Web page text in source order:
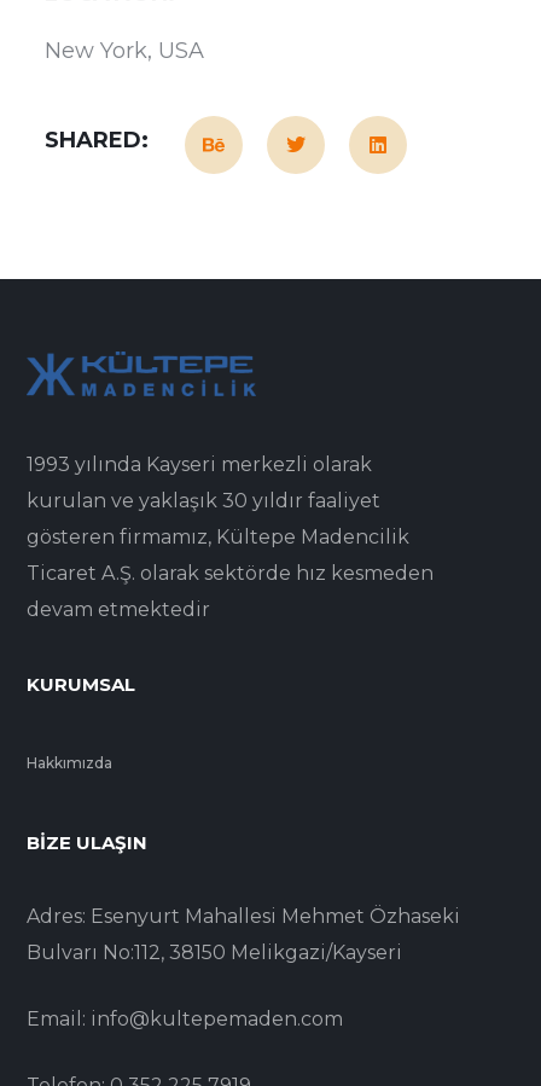
New York, USA
SHARED:
1993 yılında Kayseri merkezli olarak
kurulan ve yaklaşık 30 yıldır faaliyet
gösteren firmamız, Kültepe Madencilik
Ticaret A.Ş. olarak sektörde hız kesmeden
devam etmektedir
KURUMSAL
Hakkımızda
BIZE ULAŞIN
Adres: Esenyurt Mahallesi Mehmet Özhaseki
Bulvarı No:112, 38150 Melikgazi/Kayseri
Email: info@kultepemaden.com